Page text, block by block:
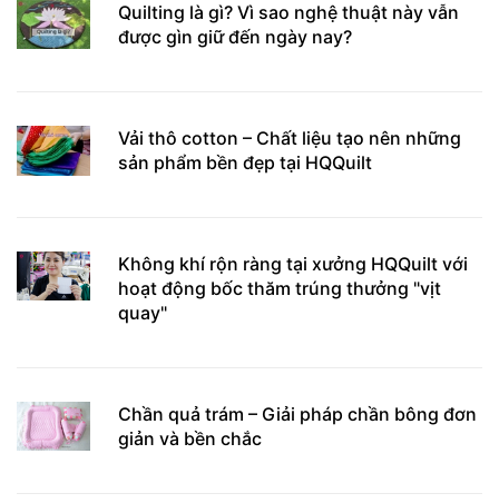
Quilting là gì? Vì sao nghệ thuật này vẫn
được gìn giữ đến ngày nay?
Vải thô cotton – Chất liệu tạo nên những
sản phẩm bền đẹp tại HQQuilt
Không khí rộn ràng tại xưởng HQQuilt với
hoạt động bốc thăm trúng thưởng "vịt
quay"
Chần quả trám – Giải pháp chần bông đơn
giản và bền chắc